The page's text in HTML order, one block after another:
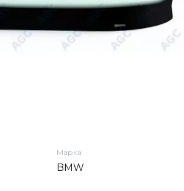
Марка
BMW